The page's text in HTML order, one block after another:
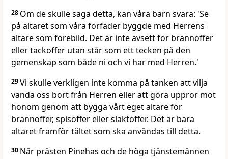
28 Om de skulle säga detta, kan våra barn svara: 'Se
på altaret som våra förfäder byggde med Herrens
altare som förebild. Det är inte avsett för brännoffer
eller tackoffer utan står som ett tecken på den
gemenskap som både ni och vi har med Herren.'
29Vi skulle verkligen inte komma på tanken att vilja
vända oss bort från Herren eller att göra uppror mot
honom genom att bygga vårt eget altare för
brännoffer, spisoffer eller slaktoffer. Det är bara
altaret framför tältet som ska användas till detta.
30 När prästen Pinehas och de höga tjänstemännen